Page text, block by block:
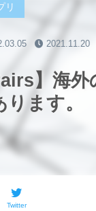
】海
ります。
リ
Twitter
2021.11.20